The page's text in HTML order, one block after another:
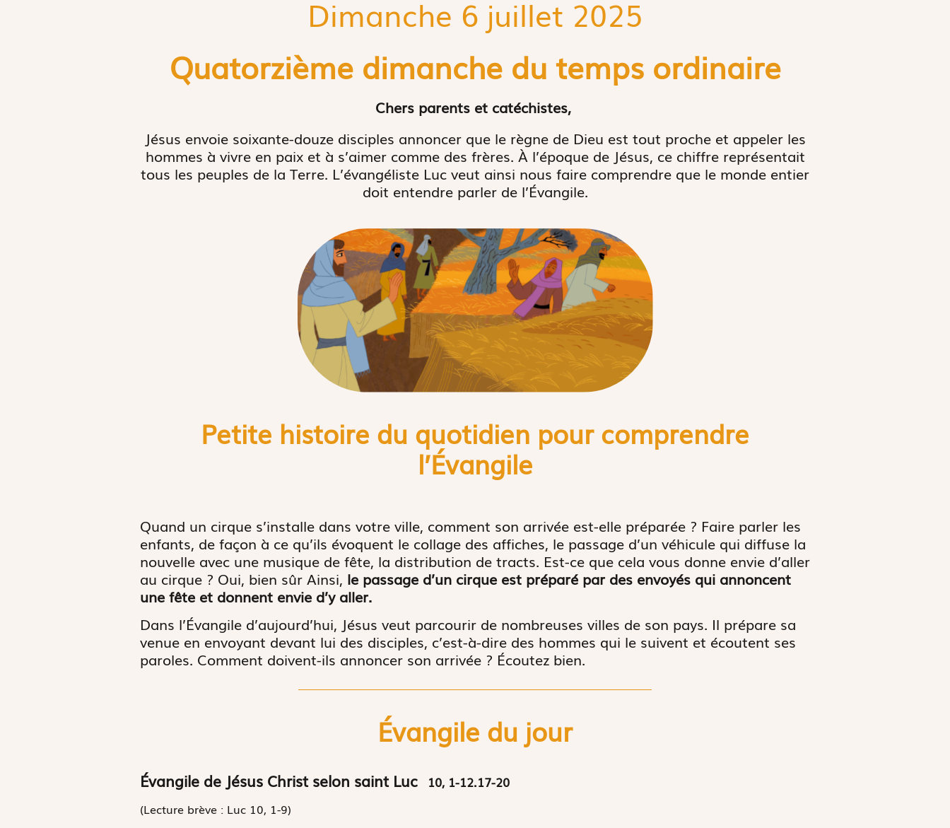
Dimanche 6 juillet 2025
Quatorzième dimanche du temps ordinaire
Chers parents et catéchistes,
Jésus envoie soixante-douze disciples annoncer que le règne de Dieu est tout proche et appeler les
hommes à vivre en paix et à s’aimer comme des frères. À l’époque de Jésus, ce chiffre représentait
tous les peuples de la Terre. L’évangéliste Luc veut ainsi nous faire comprendre que le monde entier
doit entendre parler de l’Évangile.
Petite histoire du quotidien pour comprendre
l’Évangile
Quand un cirque s’installe dans votre ville, comment son arrivée est-elle préparée ? Faire parler les
enfants, de façon à ce qu’ils évoquent le collage des affiches, le passage d’un véhicule qui diffuse la
nouvelle avec une musique de fête, la distribution de tracts. Est-ce que cela vous donne envie d’aller
au cirque ? Oui, bien sûr Ainsi, le passage d’un cirque est préparé par des envoyés qui annoncent
une fête et donnent envie d’y aller.
Dans l’Évangile d’aujourd’hui, Jésus veut parcourir de nombreuses villes de son pays. Il prépare sa
venue en envoyant devant lui des disciples, c’est-à-dire des hommes qui le suivent et écoutent ses
paroles. Comment doivent-ils annoncer son arrivée ? Écoutez bien.
Évangile du jour
Évangile de Jésus Christ selon saint Luc 10, 1-12.17-20
(Lecture brève : Luc 10, 1-9)